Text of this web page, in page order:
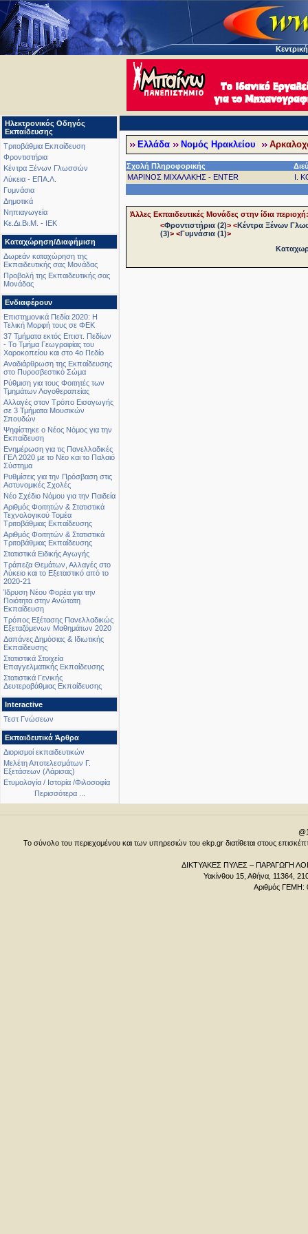
Ηλεκτρονικός Οδηγός
Εκπαίδευσης
Τριτοβάθμια Εκπαίδευση
Φροντιστήρια
Κέντρα Ξένων Γλωσσών
Λύκεια - ΕΠΑ.Λ.
Γυμνάσια
Δημοτικά
Νηπιαγωγεία
Κε.Δι.Βι.Μ. - ΙΕΚ
Καταχώρηση/Διαφήμιση
Δωρεάν καταχώρηση της
Εκπαιδευτικής σας Μονάδας
Προβολή της Εκπαιδευτικής σας
Μονάδας
Ενδιαφέρουν
Επιστημονικά Πεδία 2020: Η
Τελική Μορφή τους σε ΦΕΚ
37 Τμήματα εκτός Επιστ. Πεδίων
- Το Τμήμα Γεωγραφίας του
Χαροκοπείου και στο 4ο Πεδίο
Αναδιάρθρωση της Εκπαίδευσης
στο Πυροσβεστικό Σώμα
Ρύθμιση για τους Φοιτητές των
Τμημάτων Λογοθεραπείας
Αλλαγές στον Τρόπο Εισαγωγής
σε 3 Τμήματα Μουσικών
Σπουδών
Ψηφίστηκε ο Νέος Νόμος για την
Εκπαίδευση
Ενημέρωση για τις Πανελλαδικές
ΓΕΛ 2020 με το Νέο και το Παλαιό
Σύστημα
Ρυθμίσεις για την Πρόσβαση στις
Αστυνομικές Σχολές
Νέο Σχέδιο Νόμου για την Παιδεία
Αριθμός Φοιτητών & Στατιστικά
Τεχνολογικού Τομέα
Τριτοβάθμιας Εκπαίδευσης
Αριθμός Φοιτητών & Στατιστικά
Τριτοβάθμιας Εκπαίδευσης
Στατιστικά Ειδικής Αγωγής
Τράπεζα Θεμάτων, Αλλαγές στο
Λύκειο και το Εξεταστικό από το
2020-21
Ίδρυση Νέου Φορέα για την
Ποιότητα στην Ανώτατη
Εκπαίδευση
Τρόπος Εξέτασης Πανελλαδικώς
Εξεταζόμενων Μαθημάτων 2020
Δαπάνες Δημόσιας & Ιδιωτικής
Εκπαίδευσης
Στατιστικά Στοιχεία
Επαγγελματικής Εκπαίδευσης
Στατιστικά Γενικής
Δευτεροβάθμιας Εκπαίδευσης
Interactive
Τεστ Γνώσεων
Εκπαιδευτικά Άρθρα
Διορισμοί εκπαιδευτικών
Μελέτη Αποτελεσμάτων Γ.
Εξετάσεων (Λάρισας)
Ετυμολογία / Ιστορία /Φιλοσοφία
Περισσότερα ...
Ελλάδα Νομός Ηρακλείου
Σχολή Πληροφορικής
ΜΑΡΙΝΟΣ ΜΙΧΑΛΑΚΗΣ - ENTER
Ι.
Άλλες Εκπαιδευτικές Μονάδες στην ίδια περιοχή:
<Φροντιστήρια (2)> <Κέντρα Ξένων
(3)> <Γυμνάσια (1)>
Το σύνολο του περιεχομένου και των υπηρεσιών του ekp.gr διατίθεται στους
ΔΙΚΤΥΑΚΕΣ ΠΥΛΕΣ – ΠΑΡΑΓΩΓΗ
Υακίνθου 15, Αθήνα, 11364,
Αριθμός ΓΕΜΗ: